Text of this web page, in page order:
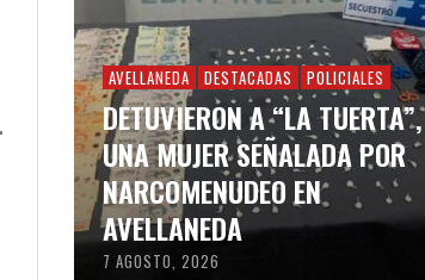
AVELLANEDA DESTACADAS POLICIALES
DETUVIERON A “LA TUERTA”,
UNA MUJER SEÑALADA POR
NARCOMENUDEO EN
AVELLANEDA
7 AGOSTO, 2026